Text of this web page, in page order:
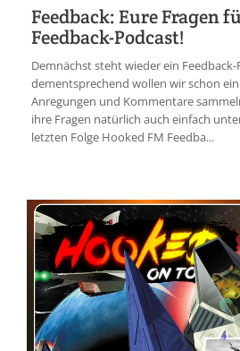
Feedback: Eure Fragen
Feedback-Podcast!
Demnächst steht wieder ein Feedback-
dementsprechend wollen wir schon
Anregungen und Kommentare
ihre Fragen natürlich auch einfach
letzten Folge Hooked FM Feedba...